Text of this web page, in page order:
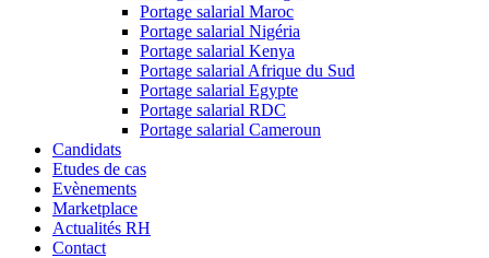
Portage salarial Maroc
Portage salarial Nigéria
Portage salarial Kenya
Portage salarial Afrique du Sud
Portage salarial Egypte
Portage salarial RDC
Portage salarial Cameroun
Candidats
Etudes de cas
Evènements
Marketplace
Actualités RH
Contact